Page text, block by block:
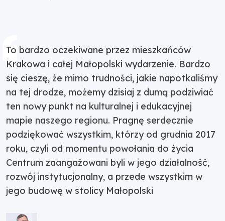
To bardzo oczekiwane przez mieszkańców
Krakowa i całej Małopolski wydarzenie. Bardzo
się cieszę, że mimo trudności, jakie napotkaliśmy
na tej drodze, możemy dzisiaj z dumą podziwiać
ten nowy punkt na kulturalnej i edukacyjnej
mapie naszego regionu. Pragnę serdecznie
podziękować wszystkim, którzy od grudnia 2017
roku, czyli od momentu powołania do życia
Centrum zaangażowani byli w jego działalność,
rozwój instytucjonalny, a przede wszystkim w
jego budowę w stolicy Małopolski